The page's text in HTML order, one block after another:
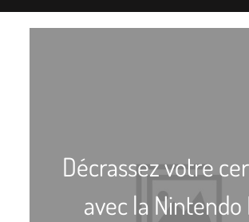
Décrassez votre
avec la Nintendo